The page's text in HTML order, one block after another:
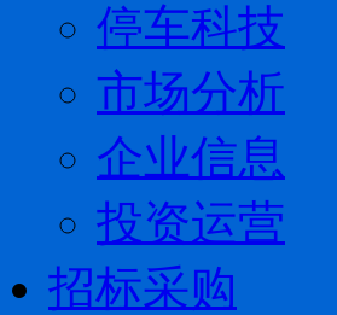
停车科技
市场分析
企业信息
投资运营
招标采购